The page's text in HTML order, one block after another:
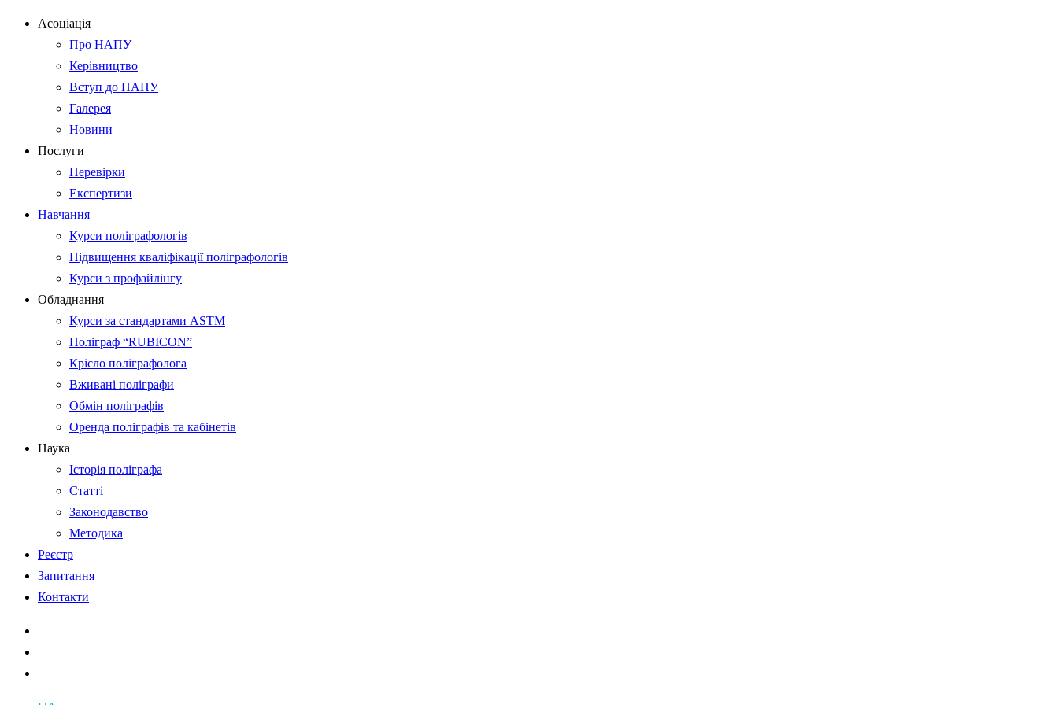
Асоціація
Про НАПУ
Керівництво
Вступ до НАПУ
Галерея
Новини
Послуги
Перевірки
Експертизи
Навчання
Курси поліграфологів
Підвищення кваліфікації поліграфологів
Курси з профайлінгу
Обладнання
Курси за стандартами ASTM
Поліграф “RUBICON”
Крісло поліграфолога
Вживані поліграфи
Обмін поліграфів
Оренда поліграфів та кабінетів
Наука
Історія поліграфа
Статті
Законодавство
Методика
Реєстр
Запитання
Контакти